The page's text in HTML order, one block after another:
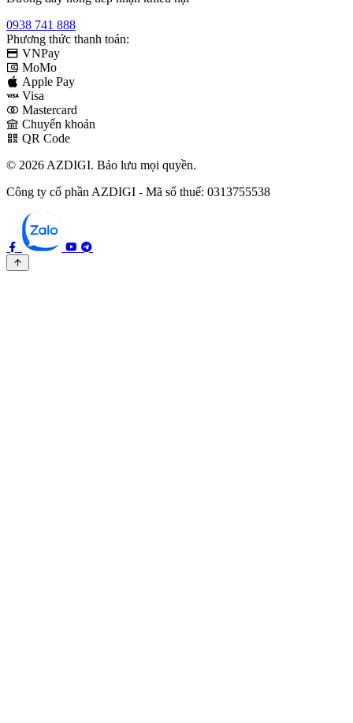
0938 741 888
Phương thức thanh toán:
VNPay
MoMo
Apple Pay
Visa
Mastercard
Chuyển khoản
QR Code
© 2026 AZDIGI. Bảo lưu mọi quyền.
Công ty cổ phần AZDIGI - Mã số thuế: 0313755538